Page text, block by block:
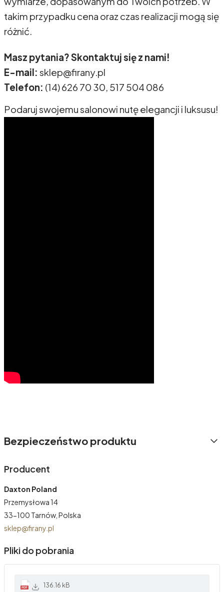
takim przypadku cena oraz czas realizacji mogą się
różnić.
Masz pytania? Skontaktuj się z nami!
E-mail: sklep@firany.pl
Telefon: (14) 626 70 30, 517 504 086
Podaruj swojemu salonowi nutę elegancji i luksusu!
Bezpieczeństwo produktu
Producent
Daxton Poland
Przemysłowa 14
33-100 Tarnów, Polska
sklep@firany.pl
Pliki do pobrania
136.16 kB